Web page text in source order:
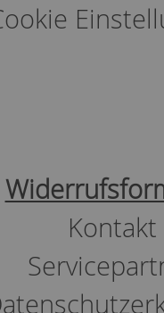
Kontakt